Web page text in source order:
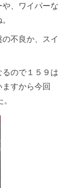
、ワイパーな
不良か、スイ
ので１５９は
すから今回